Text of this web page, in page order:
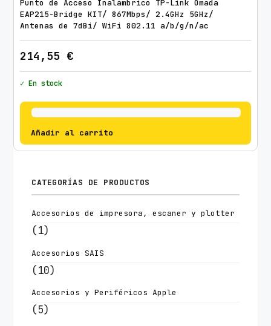
Punto de Acceso Inalámbrico TP-Link Omada
EAP215-Bridge KIT/ 867Mbps/ 2.4GHz 5GHz/
Antenas de 7dBi/ WiFi 802.11 a/b/g/n/ac
214,55 €
✓ En stock
Añadir al carrito
CATEGORÍAS DE PRODUCTOS
Accesorios de impresora, escaner y plotter
(1)
Accesorios SAIS
(10)
Accesorios y Periféricos Apple
(5)